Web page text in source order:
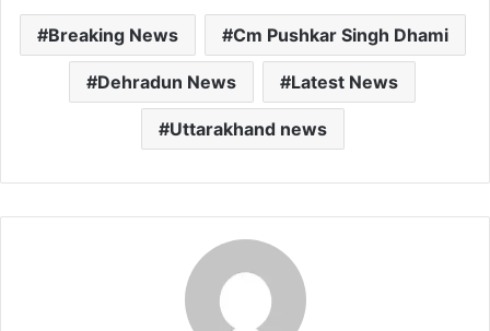
Breaking News Cm Pushkar Singh Dhami
Dehradun News Latest News
Uttarakhand news